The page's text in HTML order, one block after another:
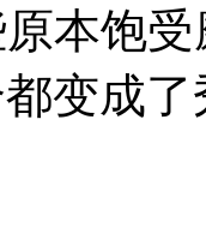
本饱受
变成